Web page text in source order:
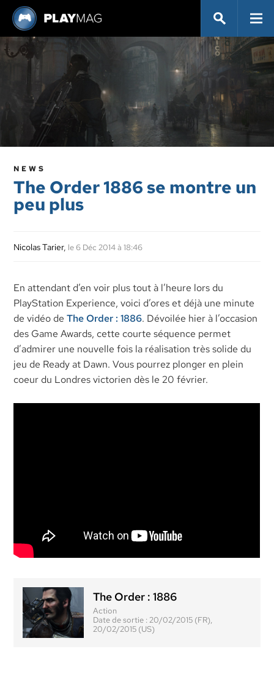
NEWS
The Order 1886 se montre un
peu plus
Nicolas Tarier, le 6 Déc 2014 à 18:46
En attendant d’en voir plus tout à l’heure lors du
PlayStation Experience, voici d’ores et déjà une minute
de vidéo deThe Order : 1886. Dévoilée hier à l’occasion
des Game Awards, cette courte séquence permet
d’admirer une nouvelle fois la réalisation très solide du
jeu de Ready at Dawn. Vous pourrez plonger en plein
coeur du Londres victorien dès le 20 février.
The Order : 1886
Action
Date de sortie :20/02/2015 (FR),
20/02/2015 (US)